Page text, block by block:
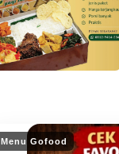
Menu Gofood